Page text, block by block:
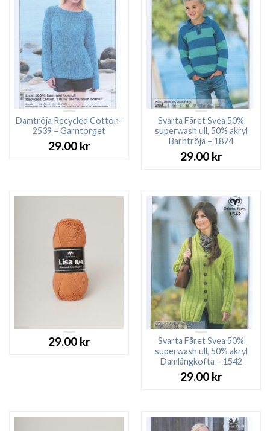
Damtröja Recycled Cotton-
2539 – Garntorget
29.00 kr
Svarta Fåret Svea 50%
superwash ull, 50% akryl
Barntröja – 1874
29.00 kr
29.00 kr
Svarta Fåret Svea 50%
superwash ull, 50% akryl
Damlångkofta – 1542
29.00 kr